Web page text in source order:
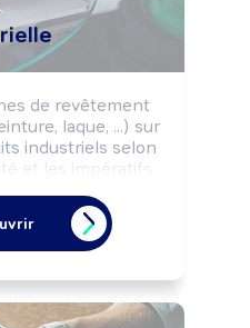
de revêtement
laque, ...) sur
industriels selon
et les impératifs
une équipe.